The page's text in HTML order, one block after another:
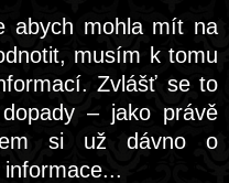
abych mohla mít na
musím k tomu
Zvlášť se to
– jako právě
si už dávno o